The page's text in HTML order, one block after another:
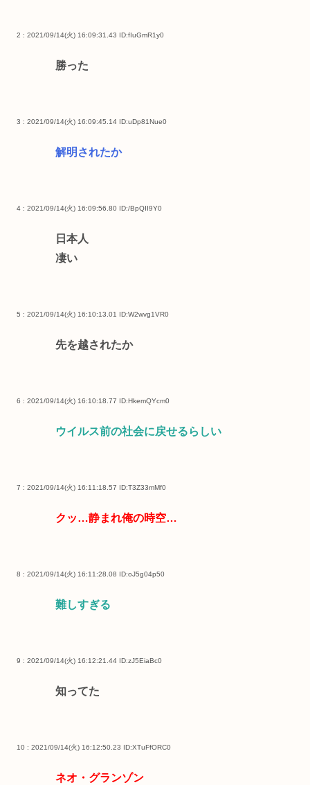
2 : 2021/09/14(火) 16:09:31.43 ID:fIuGmR1y0
勝った
3 : 2021/09/14(火) 16:09:45.14 ID:uDp81Nue0
解明されたか
4 : 2021/09/14(火) 16:09:56.80 ID:/BpQII9Y0
日本人
凄い
5 : 2021/09/14(火) 16:10:13.01 ID:W2wvg1VR0
先を越されたか
6 : 2021/09/14(火) 16:10:18.77 ID:HkemQYcm0
ウイルス前の社会に戻せるらしい
7 : 2021/09/14(火) 16:11:18.57 ID:T3Z33mMf0
クッ…静まれ俺の時空…
8 : 2021/09/14(火) 16:11:28.08 ID:oJ5g04p50
難しすぎる
9 : 2021/09/14(火) 16:12:21.44 ID:zJ5EiaBc0
知ってた
10 : 2021/09/14(火) 16:12:50.23 ID:XTuFfORC0
ネオ・グランゾン